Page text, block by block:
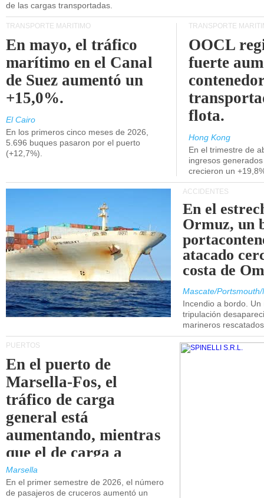
de las cargas transportadas.
TRANSPORTE MARÍTIMO
En mayo, el tráfico
marítimo en el Canal
de Suez aumentó un
+15,0%.
El Cairo
En los primeros cinco meses de 2026,
5.696 buques pasaron por el puerto
(+12,7%).
TRANSPORTE
OOCL
fuerte
flota.
Hong Kong
En el trimestre de
ingresos
crecieron un
ACCIDENTES
En el
Ormuz, un
atacado
costa de
Mascate/
Incendio a bordo.
tripulación
marineros
PUERTOS
En el puerto de
Marsella-Fos, el
tráfico de carga
general está
aumentando, mientras
que el de carga a
granel está
disminuyendo.
Marsella
En el primer semestre de 2026, el número
de pasajeros de cruceros aumentó un